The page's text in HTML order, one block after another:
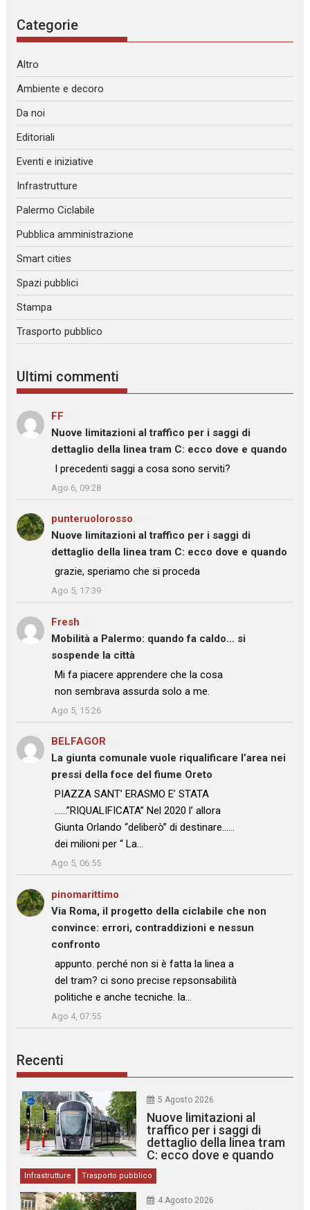
Categorie
Altro
Ambiente e decoro
Da noi
Editoriali
Eventi e iniziative
Infrastrutture
Palermo Ciclabile
Pubblica amministrazione
Smart cities
Spazi pubblici
Stampa
Trasporto pubblico
Ultimi commenti
FF
Nuove limitazioni al traffico per i saggi di
dettaglio della linea tram C: ecco dove e quando
: “I precedenti saggi a cosa sono serviti?
Ago 6, 09:28
punteruolorosso
Nuove limitazioni al traffico per i saggi di
dettaglio della linea tram C: ecco dove e quando
: “
grazie, speriamo che si proceda
”
Ago 5, 17:39
Fresh
Mobilità a Palermo: quando fa caldo… si
sospende la città
: “
Mi fa piacere apprendere che la cosa
non sembrava assurda solo a me.
”
Ago 5, 15:26
BELFAGOR
La giunta comunale vuole riqualificare l’area nei
pressi della foce del fiume Oreto
: “PIAZZA SANT’ ERASMO E’ STATA
……”RIQUALIFICATA” Nel 2020 l’ allora
Giunta Orlando “deliberò” di destinare……
dei milioni per “ La…
”
Ago 5, 06:55
pinomarittimo
Via Roma, il progetto della ciclabile che non
convince: errori, contraddizioni e nessun
confronto
: “
appunto. perché non si è fatta la linea a
del tram? ci sono precise repsonsabilità
politiche e anche tecniche. la…
”
Ago 4, 07:55
Recenti
5 Agosto 2026
Nuove limitazioni al
traffico per i saggi di
dettaglio della linea tram
C: ecco dove e quando
Infrastrutture Trasporto pubblico
4 Agosto 2026